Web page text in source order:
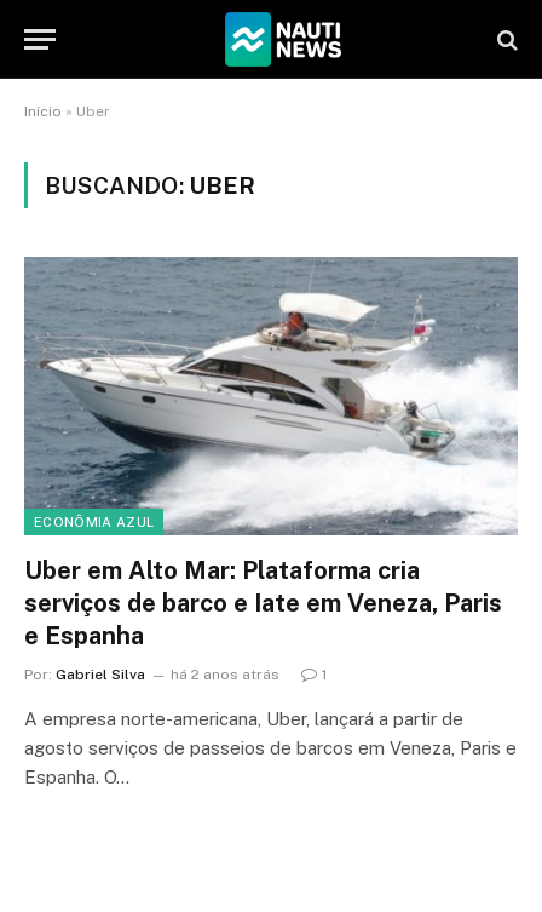
Início » Uber
BUSCANDO: UBER
ECONÔMIA AZUL
Uber em Alto Mar: Plataforma cria
serviços de barco e Iate em Veneza, Paris
e Espanha
Por: Gabriel Silva há 2 anos atrás 1
A empresa norte-americana, Uber, lançará a partir de
agosto serviços de passeios de barcos em Veneza, Paris e
Espanha. O…